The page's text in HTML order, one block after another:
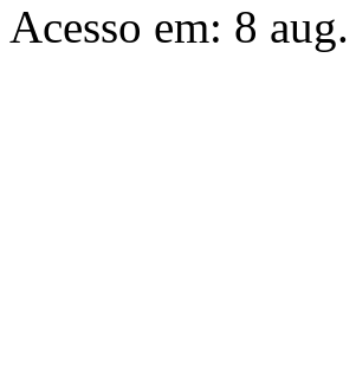
Acesso em: 8